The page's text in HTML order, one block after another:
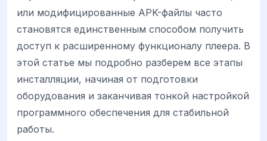
или модифицированные APK-файлы часто
становятся единственным способом получить
доступ к расширенному функционалу плеера. В
этой статье мы подробно разберем все этапы
инсталляции, начиная от подготовки
оборудования и заканчивая тонкой настройкой
программного обеспечения для стабильной
работы.